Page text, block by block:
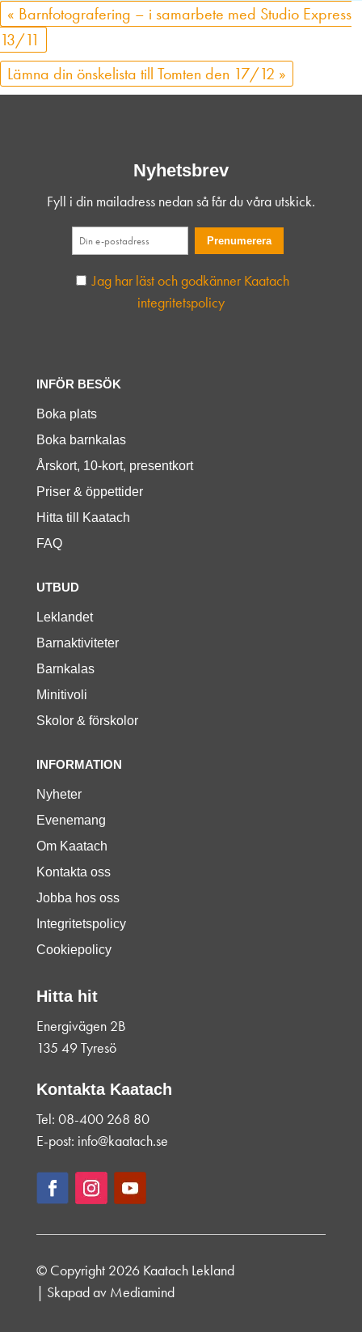
« Barnfotografering – i samarbete med Studio Express
13/11
Lämna din önskelista till Tomten den 17/12 »
Nyhetsbrev
Fyll i din mailadress nedan så får du våra utskick.
Jag har läst och godkänner Kaatach
integritetspolicy
INFÖR BESÖK
Boka plats
Boka barnkalas
Årskort, 10-kort, presentkort
Priser & öppettider
Hitta till Kaatach
FAQ
UTBUD
Leklandet
Barnaktiviteter
Barnkalas
Minitivoli
Skolor & förskolor
INFORMATION
Nyheter
Evenemang
Om Kaatach
Kontakta oss
Jobba hos oss
Integritetspolicy
Cookiepolicy
Hitta hit
Energivägen 2B
135 49 Tyresö
Kontakta Kaatach
Tel: 08-400 268 80
E-post: info@kaatach.se
© Copyright 2026 Kaatach Lekland
| Skapad av Mediamind